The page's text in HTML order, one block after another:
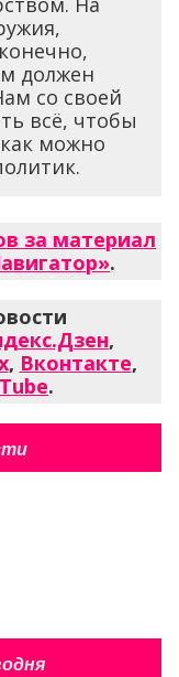
должен
со своей
всё, чтобы
можно
за материал
.
,
, Вконтакте,
.